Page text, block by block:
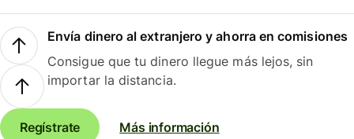
Envía dinero al extranjero y ahorra en comisiones
Consigue que tu dinero llegue más lejos, sin
importar la distancia.
Regístrate Más información